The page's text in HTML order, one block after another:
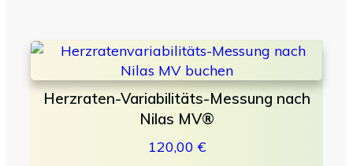
Herzraten-Variabilitäts-Messung nach
Nilas MV®
120,00 €